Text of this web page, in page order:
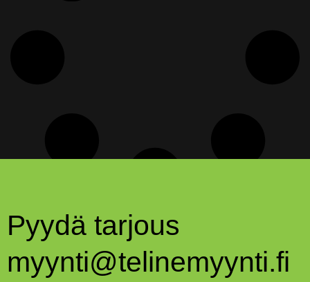
Pyydä tarjous
myynti@telinemyynti.fi